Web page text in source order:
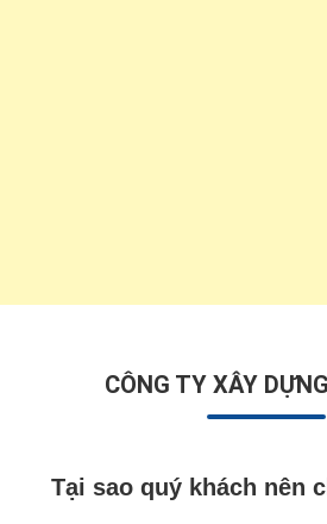
CÔNG TY XÂY
Tại sao quý khách nên